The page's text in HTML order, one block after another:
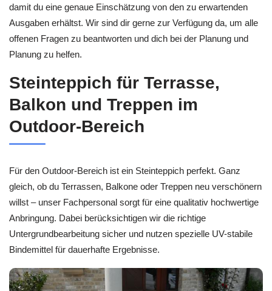
damit du eine genaue Einschätzung von den zu erwartenden
Ausgaben erhältst. Wir sind dir gerne zur Verfügung da, um alle
offenen Fragen zu beantworten und dich bei der Planung und
Planung zu helfen.
Steinteppich für Terrasse,
Balkon und Treppen im
Outdoor-Bereich
Für den Outdoor-Bereich ist ein Steinteppich perfekt. Ganz
gleich, ob du Terrassen, Balkone oder Treppen neu verschönern
willst – unser Fachpersonal sorgt für eine qualitativ hochwertige
Anbringung. Dabei berücksichtigen wir die richtige
Untergrundbearbeitung sicher und nutzen spezielle UV-stabile
Bindemittel für dauerhafte Ergebnisse.